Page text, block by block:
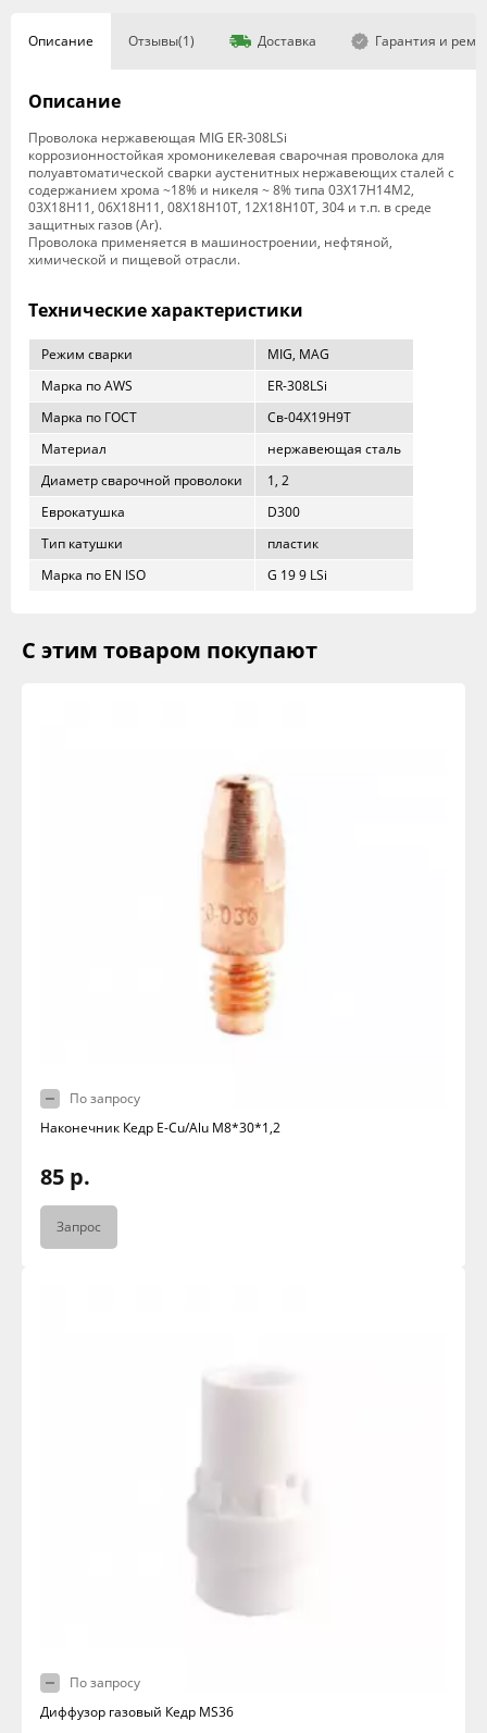
Описание Отзывы(1) Доставка Гарантия и
Описание
Проволока нержавеющая MIG ER-308LSi
коррозионностойкая хромоникелевая сварочная проволока для
полуавтоматической сварки аустенитных нержавеющих сталей c
содержанием хрома ~18% и никеля ~ 8% типа 03Х17Н14М2,
03Х18Н11, 06Х18Н11, 08Х18Н10Т, 12Х18Н10Т, 304 и т.п. в среде
защитных газов (Ar).
Проволока применяется в машиностроении, нефтяной,
химической и пищевой отрасли.
Технические характеристики
Режим сварки
MIG, MAG
Марка по AWS
ER-308LSi
Марка по ГОСТ
Св-04Х19Н9Т
Материал
нержавеющая сталь
Диаметр сварочной проволоки
1, 2
Еврокатушка
D300
Тип катушки
пластик
Марка по EN ISO
G 19 9 LSi
С этим товаром покупают
По запросу
Наконечник Кедр E-Cu/Alu M8*30*1,2
85 р.
Запрос
По запросу
Диффузор газовый Кедр MS36